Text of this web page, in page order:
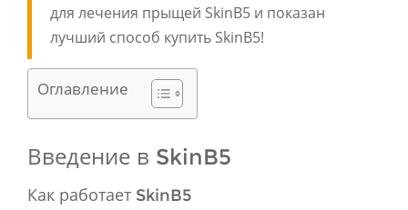
для лечения прыщей SkinB5 и показан
лучший способ купить SkinB5!
Оглавление
Введение в SkinB5
Как работает SkinB5